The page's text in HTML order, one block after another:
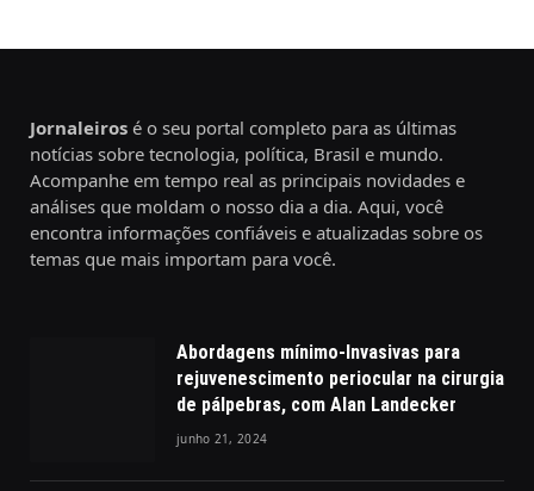
Jornaleiros é o seu portal completo para as últimas
notícias sobre tecnologia, política, Brasil e mundo.
Acompanhe em tempo real as principais novidades e
análises que moldam o nosso dia a dia. Aqui, você
encontra informações confiáveis e atualizadas sobre os
temas que mais importam para você.
Abordagens mínimo-Invasivas para
rejuvenescimento periocular na cirurgia
de pálpebras, com Alan Landecker
junho 21, 2024